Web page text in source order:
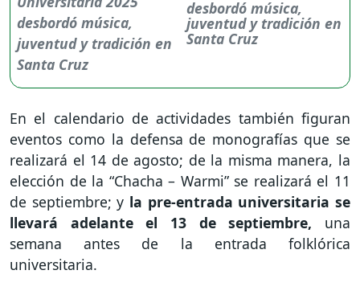
desbordó música,
juventud y tradición en
Santa Cruz
En el calendario de actividades también figuran
eventos como la defensa de monografías que se
realizará el 14 de agosto; de la misma manera, la
elección de la “Chacha – Warmi” se realizará el 11
de septiembre; y la pre-entrada universitaria se
llevará adelante el 13 de septiembre, una
semana antes de la entrada folklórica
universitaria.